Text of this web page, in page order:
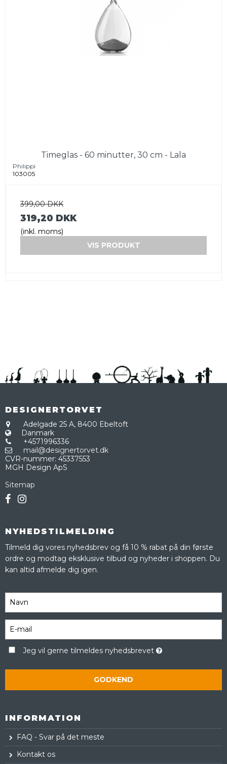
Timeglas - 60 minutter, 30 cm - Lala
Philippi
103005
399,00 DKK
319,20 DKK
(inkl. moms)
VIS PRODUKT
DESIGNERTORVET
Adelgade 25 A, 8400 Ebeltoft
Danmark
+4571996336
mail@designertorvet.dk
CVR-nummer: 45337553
MGH Design ApS
Sitemap
NYHEDSTILMELDING
Tilmeld dig vores nyhedsbrev og få 10 % rabat på din første
ordre og modtag eksklusive tilbud og nyheder i shoppen. Du
kan altid afmelde dig igen.
Jeg vil gerne tilmeldes nyhedsbrevet
GODKEND
INFORMATION
FAQ - Svar på det meste
Kontakt os